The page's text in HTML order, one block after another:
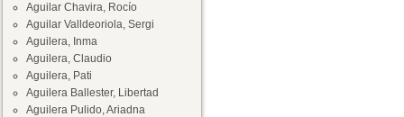
Aguilar Chavira, Rocío
Aguilar Valldeoriola, Sergi
Aguilera, Inma
Aguilera, Claudio
Aguilera, Pati
Aguilera Ballester, Libertad
Aguilera Pulido, Ariadna